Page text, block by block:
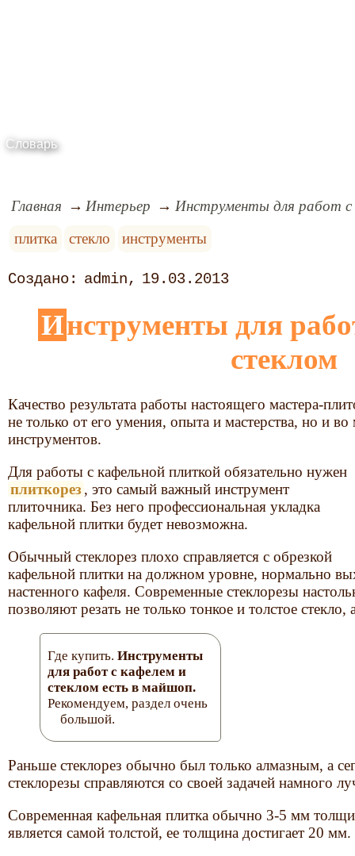
Словарь
Главная Интерьер
Инструменты для работ с
плитка
стекло инструменты
admin 19.03.2013
Инструменты для работ с кафелем и
стеклом
Качество результата работы настоящего мастера-
не только от его умения, опыта и мастерства, но и
инструментов.
Для работы с кафельной плиткой обязательно нужен
плиткорез, это самый важный инструмент
плиточника. Без него профессиональная укладка
кафельной плитки будет невозможна.
Обычный стеклорез плохо справляется с обрезкой
кафельной плитки на должном уровне, нормально
настенного кафеля. Современные стеклорезы
позволяют резать не только тонкое и толстое
Где купить. Инструменты
для работ с кафелем и
стеклом есть в майшоп.
Рекомендуем, раздел очень
большой.
Раньше стеклорез обычно был только алмазным, а
стеклорезы справляются со своей задачей намного
Современная кафельная плитка обычно 3-5 мм
является самой толстой, ее толщина достигает 20 мм.